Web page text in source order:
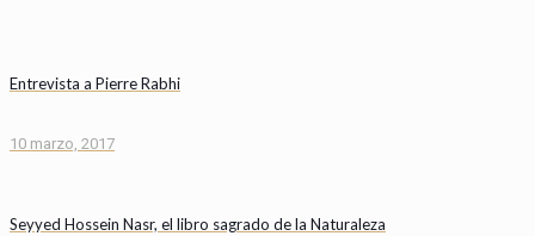
Entrevista a Pierre Rabhi
10 marzo, 2017
Seyyed Hossein Nasr, el libro sagrado de la Naturaleza